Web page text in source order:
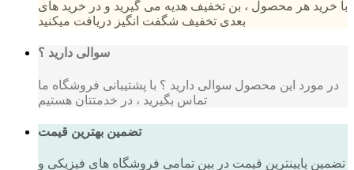
با خرید هر محصول ، بن تخفیف هدیه می گیرید و در خرید های
بعدی تخفیف شگفت انگیز دریافت میکنید
سوالی دارید ؟
در مورد این محصول سوالی دارید ؟ با پشتیبانی فروشگاه ما
تماس بگیرید ، در خدمتتان هستیم
تضمین بهترین قیمت
تضمین پایینترین قیمت در بین تمامی فروشگاه های فیزیکی و